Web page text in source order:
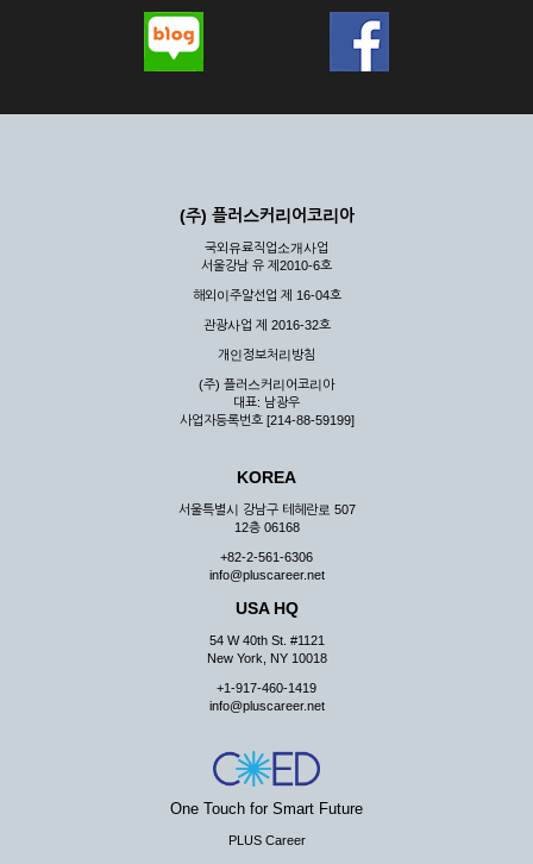
여 배상하지 않습니다.
제3장 권리 및 의무
공할 수 있도록 최선의 노력을 다하여야 합니다.
게 누설, 배포하여서는 안됩니다. 다만, 관계법령에 의하여 국가
기관 등의 합법적인 요구가 있는 경우에는 해당 되지 않습니다.
③ 회사는 이용자로부터 제기되는 의견이나 불만이 정당하다고
인정할 경우에는 즉시 처리하여야 하며, 즉시 처리가 곤란한 경
우 그 처리를 위해 노력해야 합니다.
제7조 (회원의 의무)
① 회원은 ID와 비밀 번호에 관한 모든 관리의 책임이 있으며
② 회원은 이용신청서의 기재내용 중 변경된 내용이 있는 경우
서비스를 통하여 그 내용을 회사에 통지하여야 합니다.
③ 다른 회원의 ID와 비밀번호를 부당하게 사용하는 행위를
④ 회원은 회사의 서비스에서 타 사이트의 홍보행위를 하지 않
아야 하며 공공질서나 미풍약속에 위배되는 내용 혹은 저작권을
리 행위도 할 수 없습니다.
사가 통지하는 사항을 준수하여야 하며, 기타 회사의 업무에 방
해되는 행위를 하여서는 아니 됩니다.
제8조 (회원의 관리)
① 회원은 언제든 이 약관에 대한 동의를 철회할 수 있습니다.
(주) 플러스커리어코리아
국외유료직업소개사업
서울강남 유 제2010-6호
해외이주알선업 제 16-04호
관광사업 제 2016-32호
개인정보처리방침
(주) 플러스커리어코리아
대표: 남광우
사업자등록번호 [214-88-59199]
KOREA
서울특별시 강남구 테헤란로 507
12층 06168
+82-2-561-6306
info@pluscareer.net
USA HQ
54 W 40th St. #1121
New York, NY 10018
+1-917-460-1419
info@pluscareer.net
One Touch for Smart Future
PLUS Career